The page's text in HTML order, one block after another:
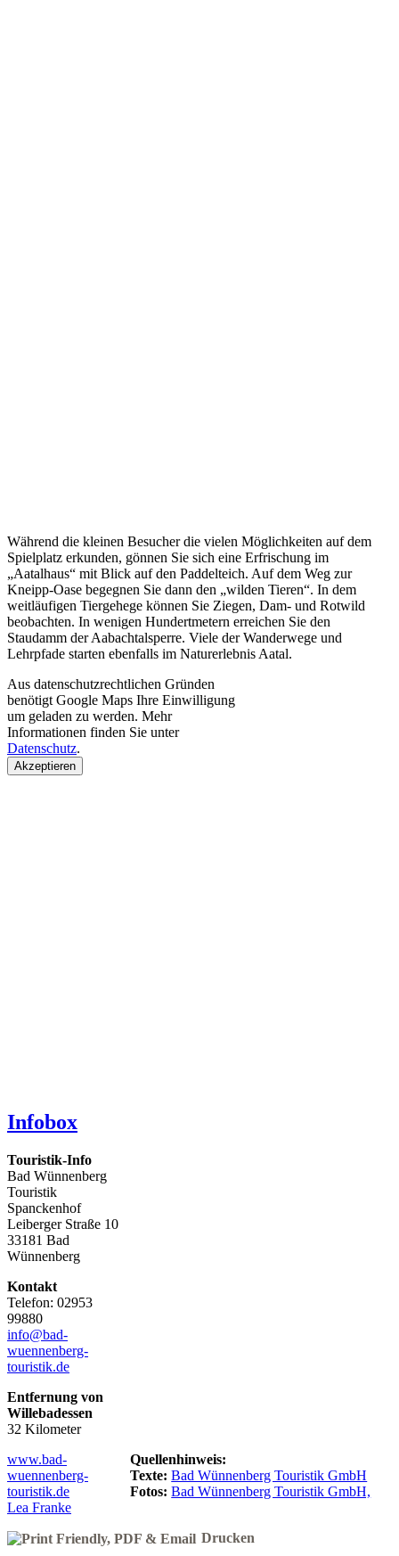
Während die kleinen Besucher die vielen Möglichkeiten auf dem
Spielplatz erkunden, gönnen Sie sich eine Erfrischung im
„Aatalhaus“ mit Blick auf den Paddelteich. Auf dem Weg zur
Kneipp-Oase begegnen Sie dann den „wilden Tieren“. In dem
weitläufigen Tiergehege können Sie Ziegen, Dam- und Rotwild
beobachten. In wenigen Hundertmetern erreichen Sie den
Staudamm der Aabachtalsperre. Viele der Wanderwege und
Lehrpfade starten ebenfalls im Naturerlebnis Aatal.
Aus datenschutzrechtlichen Gründen
benötigt Google Maps Ihre Einwilligung
um geladen zu werden. Mehr
Informationen finden Sie unter
Datenschutz.
Akzeptieren
Infobox
Touristik-Info
Bad Wünnenberg
Touristik
Spanckenhof
Leiberger Straße 10
33181 Bad
Wünnenberg
Kontakt
Telefon: 02953
99880
info@bad-
wuennenberg-
touristik.de
Entfernung von
Willebadessen
32 Kilometer
www.bad-
wuennenberg-
touristik.de
Quellenhinweis:
Texte: Bad Wünnenberg Touristik GmbH
Fotos: Bad Wünnenberg Touristik GmbH,
Lea Franke
Drucken